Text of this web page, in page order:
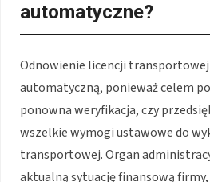
automatyczne?
Odnowienie licencji
automatyczną, ponieważ celem
ponowna weryfikacja, czy
wszelkie wymogi ustawowe do
transportowej. Organ
aktualną sytuację finansową